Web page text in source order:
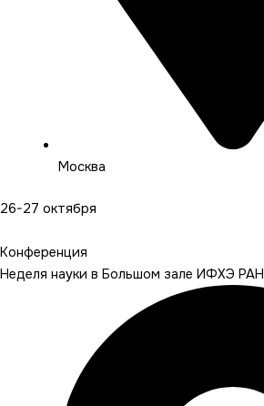
Москва
26-27 октября
Конференция
Неделя науки в Большом зале ИФХЭ РАН